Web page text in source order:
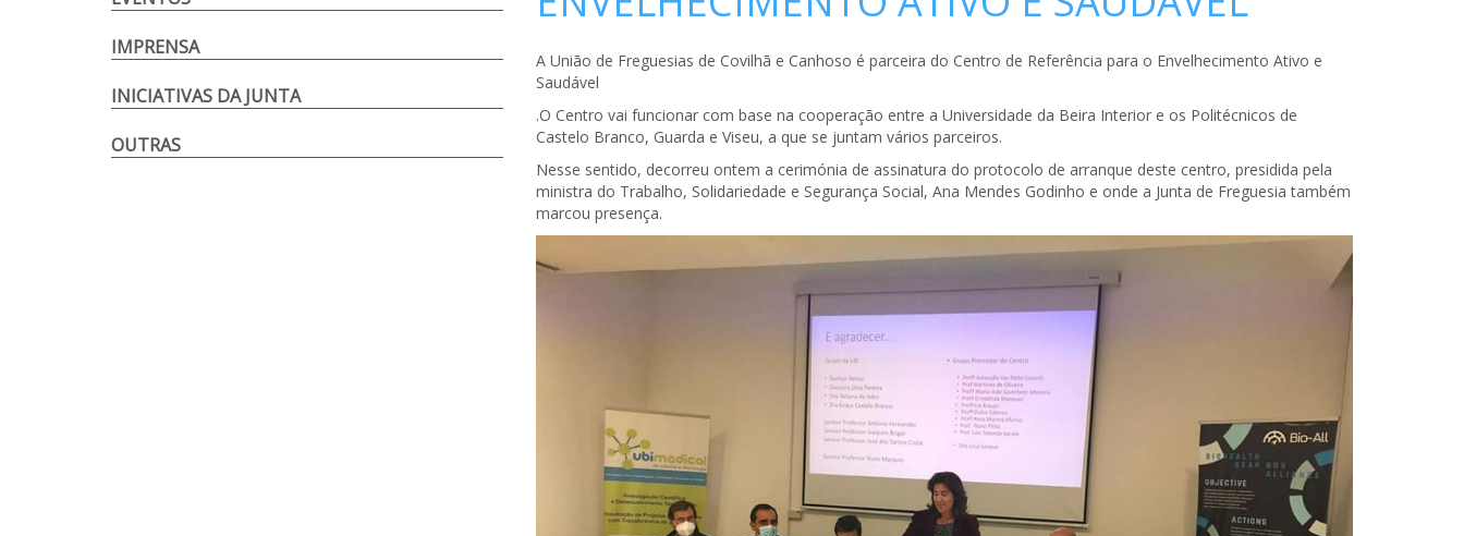
IMPRENSA
INICIATIVAS DA JUNTA
OUTRAS
A União de Freguesias de Covilhã e Canhoso é parceira do Centro de Referência para o Envelhecimento Ativo e
Saudável
.O Centro vai funcionar com base na cooperação entre a Universidade da Beira Interior e os Politécnicos de
Castelo Branco, Guarda e Viseu, a que se juntam vários parceiros.
Nesse sentido, decorreu ontem a cerimónia de assinatura do protocolo de arranque deste centro, presidida pela
ministra do Trabalho, Solidariedade e Segurança Social, Ana Mendes Godinho e onde a Junta de Freguesia também
marcou presença.